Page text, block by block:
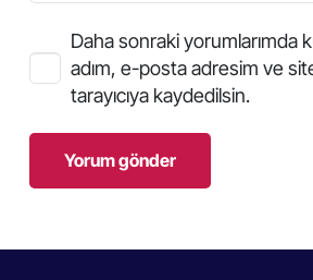
Daha sonraki yorumlarımda
adım, e-posta adresim ve
tarayıcıya kaydedilsin.
Yorum gönder